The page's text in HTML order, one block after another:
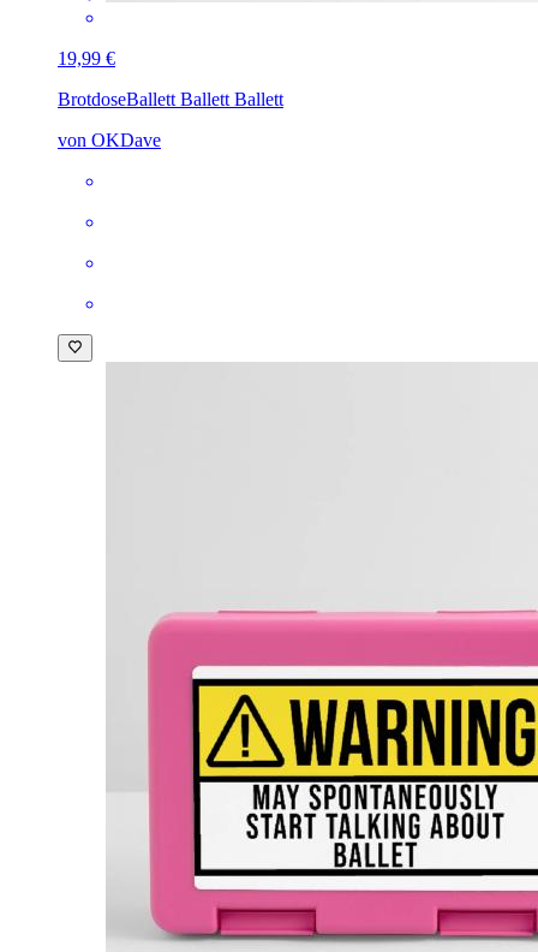
19,99 €
BrotdoseBallett Ballett Ballett
von OKDave